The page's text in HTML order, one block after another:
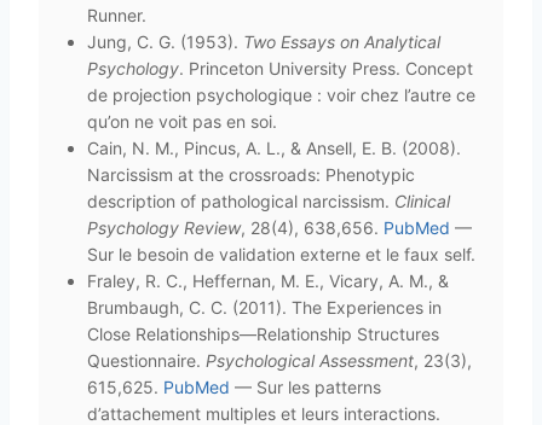
Runner.
Jung, C. G. (1953). Two Essays on Analytical
Psychology. Princeton University Press. Concept
de projection psychologique : voir chez l’autre ce
qu’on ne voit pas en soi.
Cain, N. M., Pincus, A. L., & Ansell, E. B. (2008).
Narcissism at the crossroads: Phenotypic
description of pathological narcissism. Clinical
Psychology Review, 28(4), 638,656. PubMed —
Sur le besoin de validation externe et le faux self.
Fraley, R. C., Heffernan, M. E., Vicary, A. M., &
Brumbaugh, C. C. (2011). The Experiences in
Close Relationships—Relationship Structures
Questionnaire. Psychological Assessment, 23(3),
615,625. PubMed — Sur les patterns
d’attachement multiples et leurs interactions.